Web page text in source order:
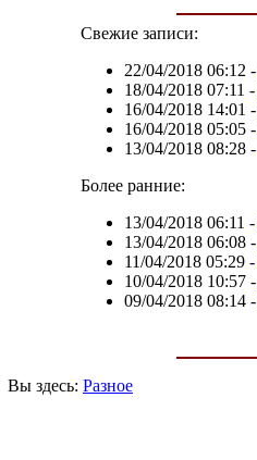
Свежие записи:
22/04/2018 06:12 -
18/04/2018 07:11 -
16/04/2018 14:01 -
16/04/2018 05:05-
13/04/2018 08:28-
Более ранние:
13/04/2018 06:11 -
13/04/2018 06:08-
11/04/2018 05:29-
10/04/2018 10:57-
09/04/2018 08:14-
Вы здесь: Разное